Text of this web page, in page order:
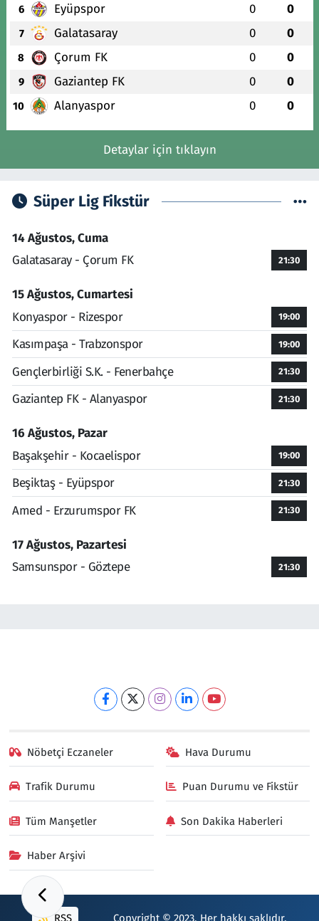
6 Eyüpspor 0 0
7 Galatasaray 0 0
8 Çorum FK 0 0
9 Gaziantep FK 0 0
10 Alanyaspor 0 0
Detaylar için tıklayın
Süper Lig Fikstür
14 Ağustos, Cuma
Galatasaray - Çorum FK
21:30
15 Ağustos, Cumartesi
Konyaspor - Rizespor
19:00
Kasımpaşa - Trabzonspor 19:00
Gençlerbirliği S.K. - Fenerbahçe 21:30
Gaziantep FK - Alanyaspor 21:30
16 Ağustos, Pazar
Başakşehir - Kocaelispor
19:00
Beşiktaş - Eyüpspor 21:30
Amed - Erzurumspor FK 21:30
17 Ağustos, Pazartesi
Samsunspor - Göztepe
21:30
Nöbetçi Eczaneler Hava Durumu
Trafik Durumu Puan Durumu ve Fikstür
Tüm Manşetler Son Dakika Haberleri
Haber Arşivi
RSS Copyright © 2023. Her hakkı saklıdır.